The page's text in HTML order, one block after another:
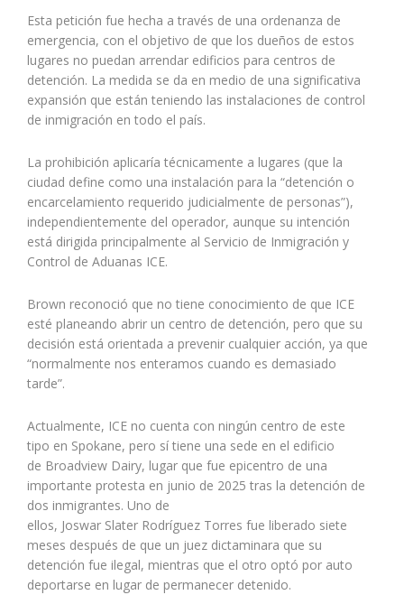
Esta petición fue hecha a través de una ordenanza de
emergencia, con el objetivo de que los dueños de estos
lugares no puedan arrendar edificios para centros de
detención. La medida se da en medio de una significativa
expansión que están teniendo las instalaciones de control
de inmigración en todo el país.
La prohibición aplicaría técnicamente a lugares (que la
ciudad define como una instalación para la “detención o
encarcelamiento requerido judicialmente de personas”),
independientemente del operador, aunque su intención
está dirigida principalmente al Servicio de Inmigración y
Control de Aduanas ICE.
Brown reconoció que no tiene conocimiento de que ICE
esté planeando abrir un centro de detención, pero que su
decisión está orientada a prevenir cualquier acción, ya que
“normalmente nos enteramos cuando es demasiado
tarde”.
Actualmente, ICE no cuenta con ningún centro de este
tipo en Spokane, pero sí tiene una sede en el edificio
de Broadview Dairy, lugar que fue epicentro de una
importante protesta en junio de 2025 tras la detención de
dos inmigrantes. Uno de
ellos, Joswar Slater Rodríguez Torres fue liberado siete
meses después de que un juez dictaminara que su
detención fue ilegal, mientras que el otro optó por auto
deportarse en lugar de permanecer detenido.